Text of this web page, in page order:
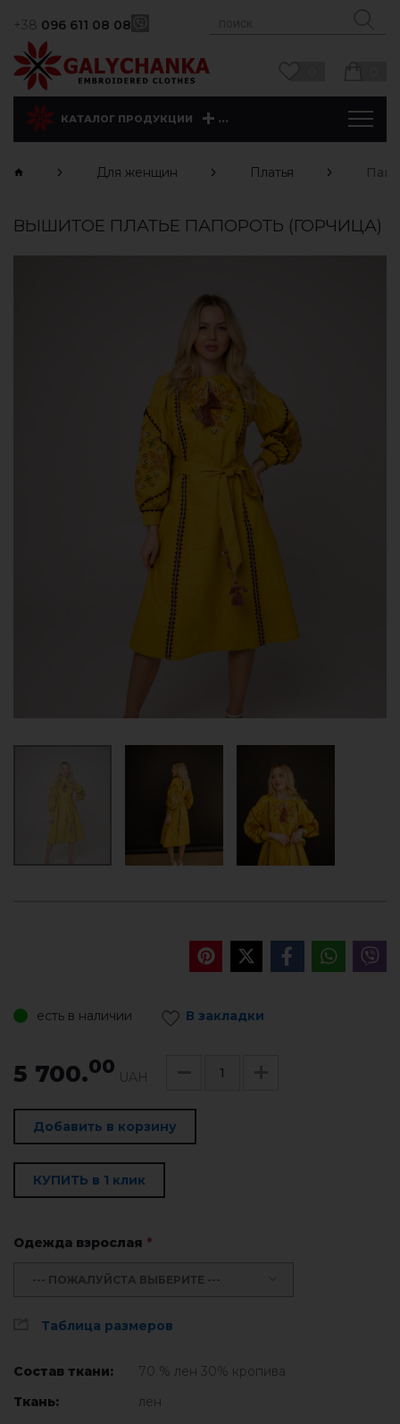
+38 096 611 08 08
КАТАЛОГ ПРОДУКЦИИ ...
Для женщин Платья
ВЫШИТОЕ ПЛАТЬЕ ПАПОРОТЬ (ГОРЧИЦА)
есть в наличии В закладки
5 700.00 UAH
Добавить в корзину
КУПИТЬ в 1 клик
Одежда взрослая *
--- ПОЖАЛУЙСТА ВЫБЕРИТЕ ---
Таблица размеров
Состав ткани:
70 % лен 30% кропива
Ткань:
лен